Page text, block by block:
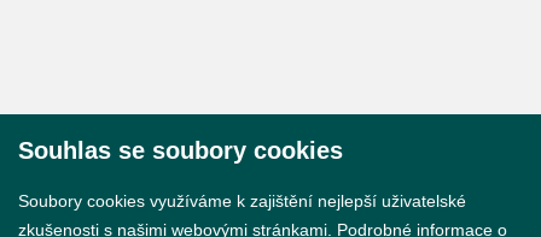
Souhlas se soubory cookies
Soubory cookies využíváme k zajištění nejlepší uživatelské
zkušenosti s našimi webovými stránkami. Podrobné informace o